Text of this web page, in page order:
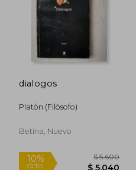
dcto.
Rápido
dialogos
Platón (Filósofo)
Betina, Nuevo